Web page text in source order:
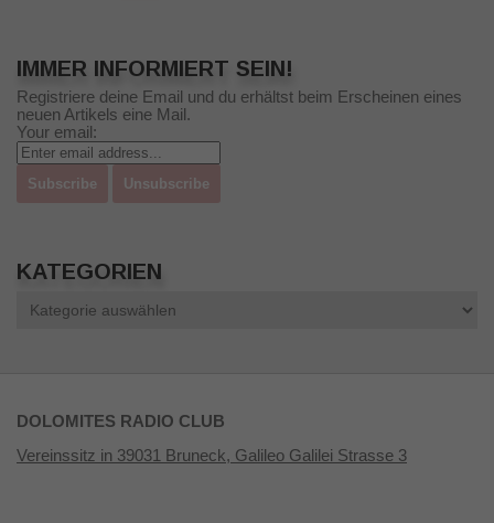
IMMER INFORMIERT SEIN!
Registriere deine Email und du erhältst beim Erscheinen eines
neuen Artikels eine Mail.
Your email:
KATEGORIEN
DOLOMITES RADIO CLUB
Vereinssitz in 39031 Bruneck, Galileo Galilei Strasse 3